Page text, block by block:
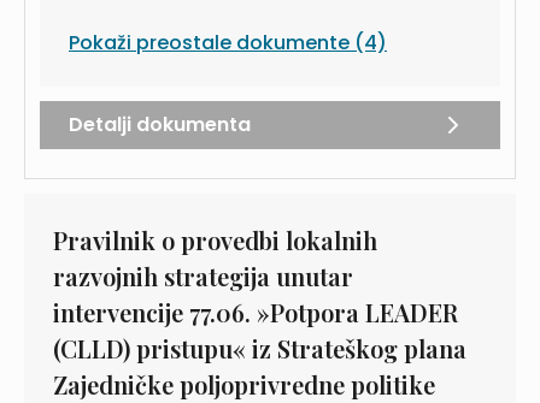
Pokaži preostale dokumente (4)
Detalji dokumenta
Pravilnik o provedbi lokalnih
razvojnih strategija unutar
intervencije 77.06. »Potpora LEADER
(CLLD) pristupu« iz Strateškog plana
Zajedničke poljoprivredne politike